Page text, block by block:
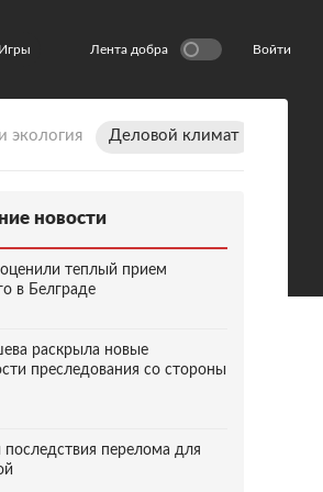
Игры Лента добра Войти
экология Деловой климат
новости
теплый прием
в Белграде
раскрыла новые
преследования со стороны
последствия перелома для